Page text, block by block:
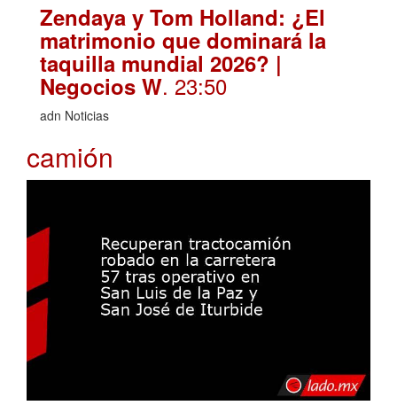
Zendaya y Tom Holland: ¿El
matrimonio que dominará la
taquilla mundial 2026? |
Negocios W. 23:50
adn Noticias
camión